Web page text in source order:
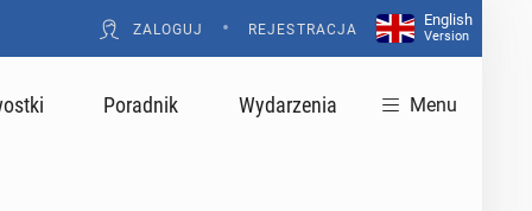
ZALOGUJ • REJESTRACJA
English
Version
Poradnik Wydarzenia Menu